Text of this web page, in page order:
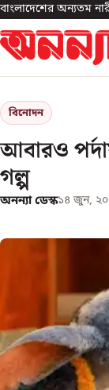
বাংলাদেশের অন্যতম
বিনোদন
আবারও
গল্প
অনন্যা ডেস্ক১৪ জুন,